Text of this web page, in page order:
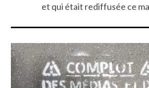
et qui était rediffusée ce